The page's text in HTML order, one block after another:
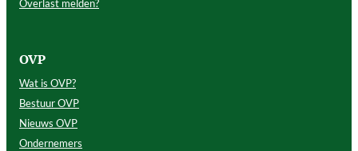
Overlast melden?
OVP
Wat is OVP?
Bestuur OVP
Nieuws OVP
Ondernemers